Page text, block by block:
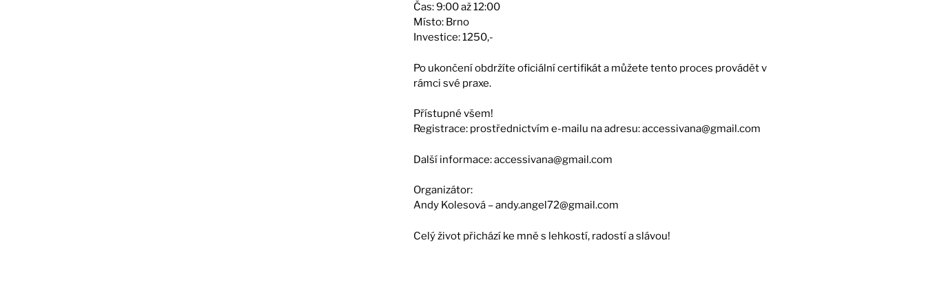
Čas: 9:00 až 12:00
Místo: Brno
Investice: 1250,-
Po ukončení obdržíte oficiální certifikát a můžete tento proces provádět v
rámci své praxe.
Přístupné všem!
Registrace: prostřednictvím e-mailu na adresu: accessivana@gmail.com
Další informace: accessivana@gmail.com
Organizátor:
Andy Kolesová – andy.angel72@gmail.com
Celý život přichází ke mně s lehkostí, radostí a slávou!